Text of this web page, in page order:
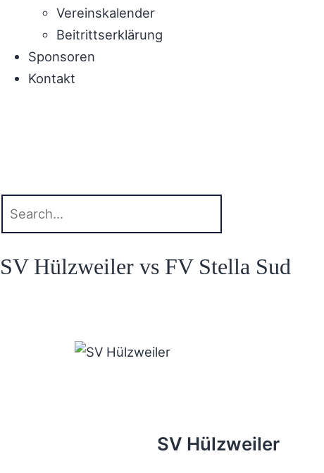
Vereinskalender
Beitrittserklärung
Sponsoren
Kontakt
SV Hülzweiler vs FV Stella Sud
SV Hülzweiler